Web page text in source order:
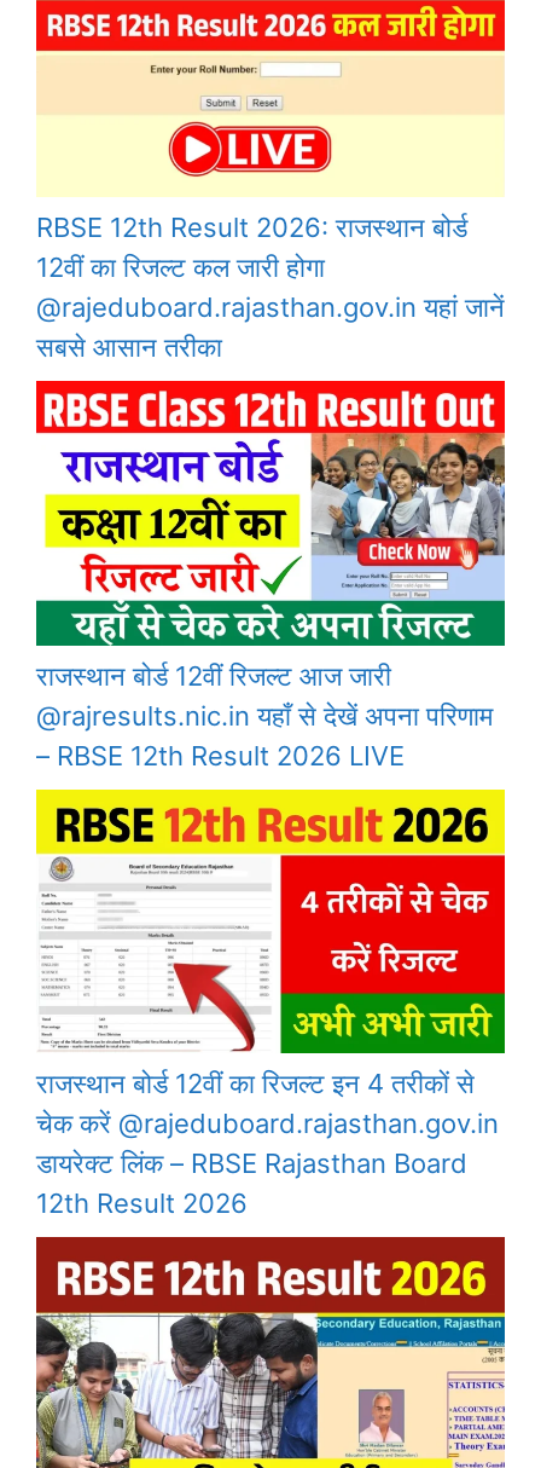
RBSE 12th Result 2026: राजस्थान बोर्ड
12वीं का रिजल्ट कल जारी होगा
@rajeduboard.rajasthan.gov.in यहां जानें
सबसे आसान तरीका
राजस्थान बोर्ड 12वीं रिजल्ट आज जारी
@rajresults.nic.in यहाँ से देखें अपना परिणाम
– RBSE 12th Result 2026 LIVE
राजस्थान बोर्ड 12वीं का रिजल्ट इन 4 तरीकों से
चेक करें @rajeduboard.rajasthan.gov.in
डायरेक्ट लिंक – RBSE Rajasthan Board
12th Result 2026